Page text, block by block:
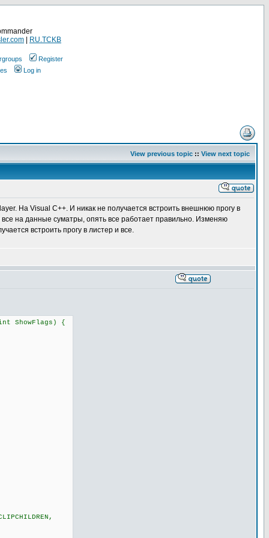
RU.TCKB
Register
Log in
View previous topic :: View next topic
На Visual C++. И никак не получается встроить внешнюю прогу в
на данные суматры, опять все работает правильно. Изменяю
встроить прогу в листер и все.
ShowFlags) {